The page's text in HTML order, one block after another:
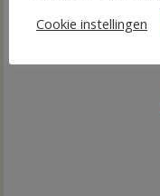
Cookie instellingen